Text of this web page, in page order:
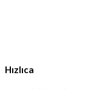
Hızlıca